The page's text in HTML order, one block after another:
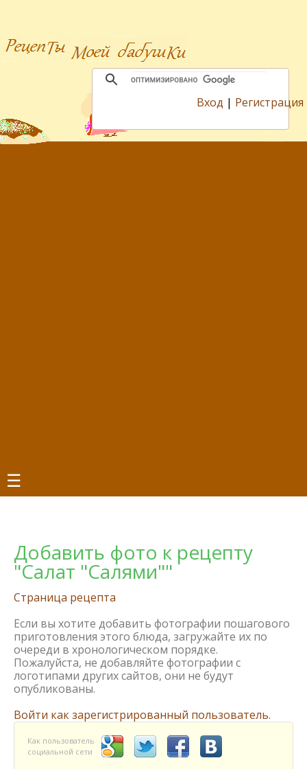
Вход | Регистрация
☰
Добавить фото к рецепту
"Салат "Салями""
Страница рецепта
Если вы хотите добавить фотографии пошагового
приготовления этого блюда, загружайте их по
очереди в хронологическом порядке.
Пожалуйста, не добавляйте фотографии с
логотипами других сайтов, они не будут
опубликованы.
Войти как зарегистрированный пользователь.
Как пользователь
социальной сети